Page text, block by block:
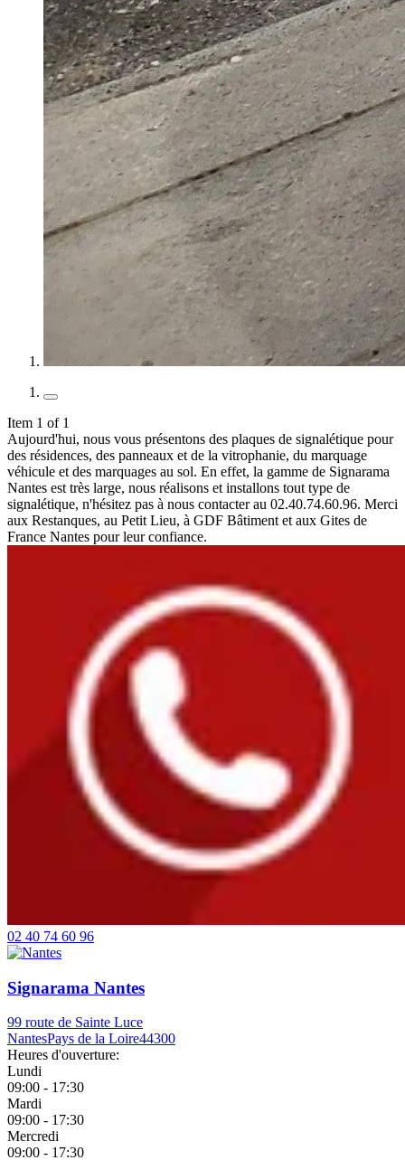
Item 1 of 1
Aujourd'hui, nous vous présentons des plaques de signalétique pour
des résidences, des panneaux et de la vitrophanie, du marquage
véhicule et des marquages au sol. En effet, la gamme de Signarama
Nantes est très large, nous réalisons et installons tout type de
signalétique, n'hésitez pas à nous contacter au 02.40.74.60.96. Merci
aux Restanques, au Petit Lieu, à GDF Bâtiment et aux Gites de
France Nantes pour leur confiance.
02 40 74 60 96
Signarama Nantes
99 route de Sainte Luce
NantesPays de la Loire44300
Heures d'ouverture:
Lundi
09:00 - 17:30
Mardi
09:00 - 17:30
Mercredi
09:00 - 17:30